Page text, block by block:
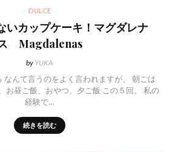
DULCE
いカップケーキ！マグダレナ
Magdalenas
by YUKA
なんて言うのをよく言われますが、 朝ごは
お昼ご飯、おやつ、夕ご飯 この５回。 私の
経験で…
続きを読む